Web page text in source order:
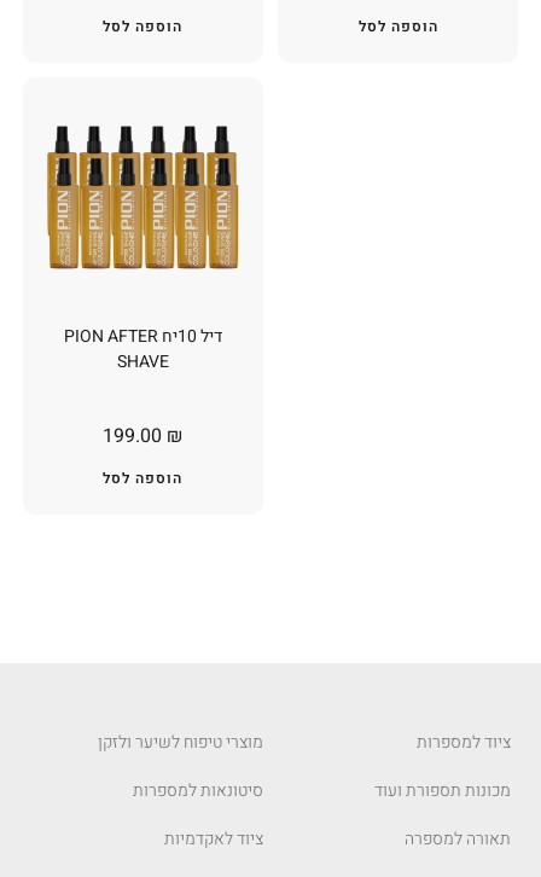
הוספה לסל הוספה לסל
דיל 10יח PION AFTER
SHAVE
199.00 ₪
הוספה לסל
ציוד למספרות
מכונות תספורת ועוד
תאורה למספרה
מוצרי טיפוח לשיער ולזקן
סיטונאות למספרות
ציוד לאקדמיות